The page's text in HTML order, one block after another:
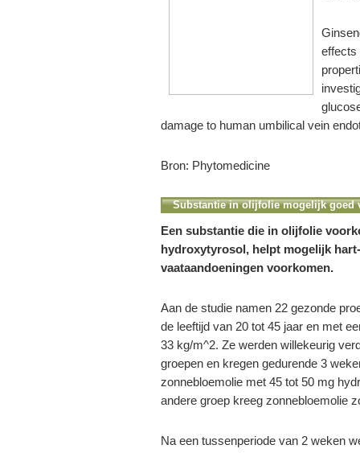
effects
damage to human umbilical vein
Bron: Phytomedicine
Substantie in olijfolie mogelijk goed
Een substantie die in olijfolie
hydroxytyrosol, helpt mogelijk
vaataandoeningen voorkomen.
Aan de studie namen 22 gezonde
de leeftijd van 20 tot 45 jaar en met
33 kg/m^2. Ze werden willekeurig
groepen en kregen gedurende 3
zonnebloemolie met 45 tot 50 mg
andere groep kreeg zonnebloemolie
Na een tussenperiode van 2 weken